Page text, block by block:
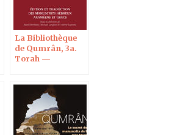
La Bibliothèque
de Qumrân, 3a.
Torah —
son ensemble